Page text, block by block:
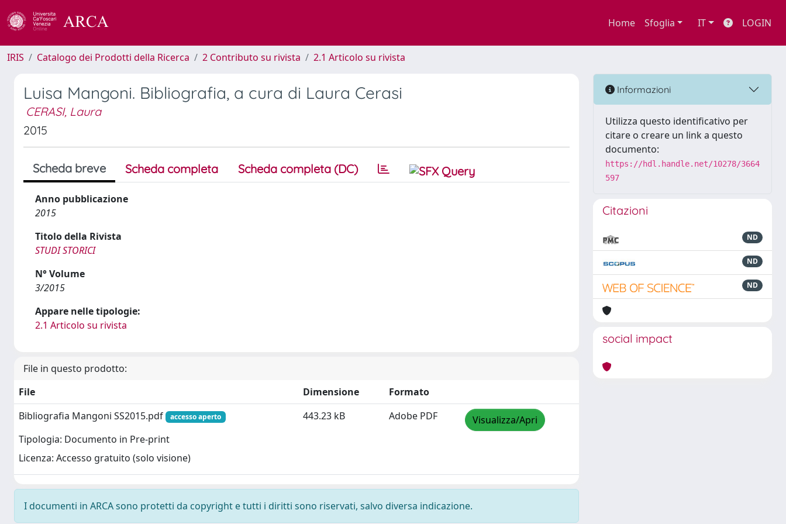
Home Sfoglia IT LOGIN
IRIS Catalogo dei Prodotti della Ricerca 2 Contributo su rivista 2.1 Articolo su rivista
Luisa Mangoni. Bibliografia, a cura di Laura Cerasi
CERASI, Laura
2015
Scheda breve Scheda completa Scheda completa (DC)
Anno pubblicazione
2015
Titolo della Rivista
STUDI STORICI
N° Volume
3/2015
Appare nelle tipologie:
2.1 Articolo su rivista
File in questo prodotto:
File
Dimensione
Formato
Bibliografia Mangoni SS2015.pdf
accesso aperto
Tipologia: Documento in Pre-print
Licenza: Accesso gratuito (solo visione)
443.23 kB Adobe PDF Visualizza/Apri
I documenti in ARCA sono protetti da copyright e tutti i diritti sono riservati, salvo diversa indicazione.
Informazioni
Utilizza questo identificativo per
citare o creare un link a questo
documento:
https://hdl.handle.net/10278/3664
597
Citazioni
ND
ND
ND
social impact